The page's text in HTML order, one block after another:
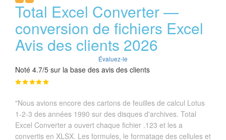
Total Excel Converter —
conversion de fichiers Excel
Avis des clients 2026
Évaluez-le
Noté 4.7/5 sur la base des avis des clients
"Nous avions encore des cartons de feuilles de calcul Lotus
1-2-3 des années 1990 sur des disques d'archives. Total
Excel Converter a ouvert chaque fichier .123 et les a
convertis en XLSX. Les formules, le formatage des cellules et